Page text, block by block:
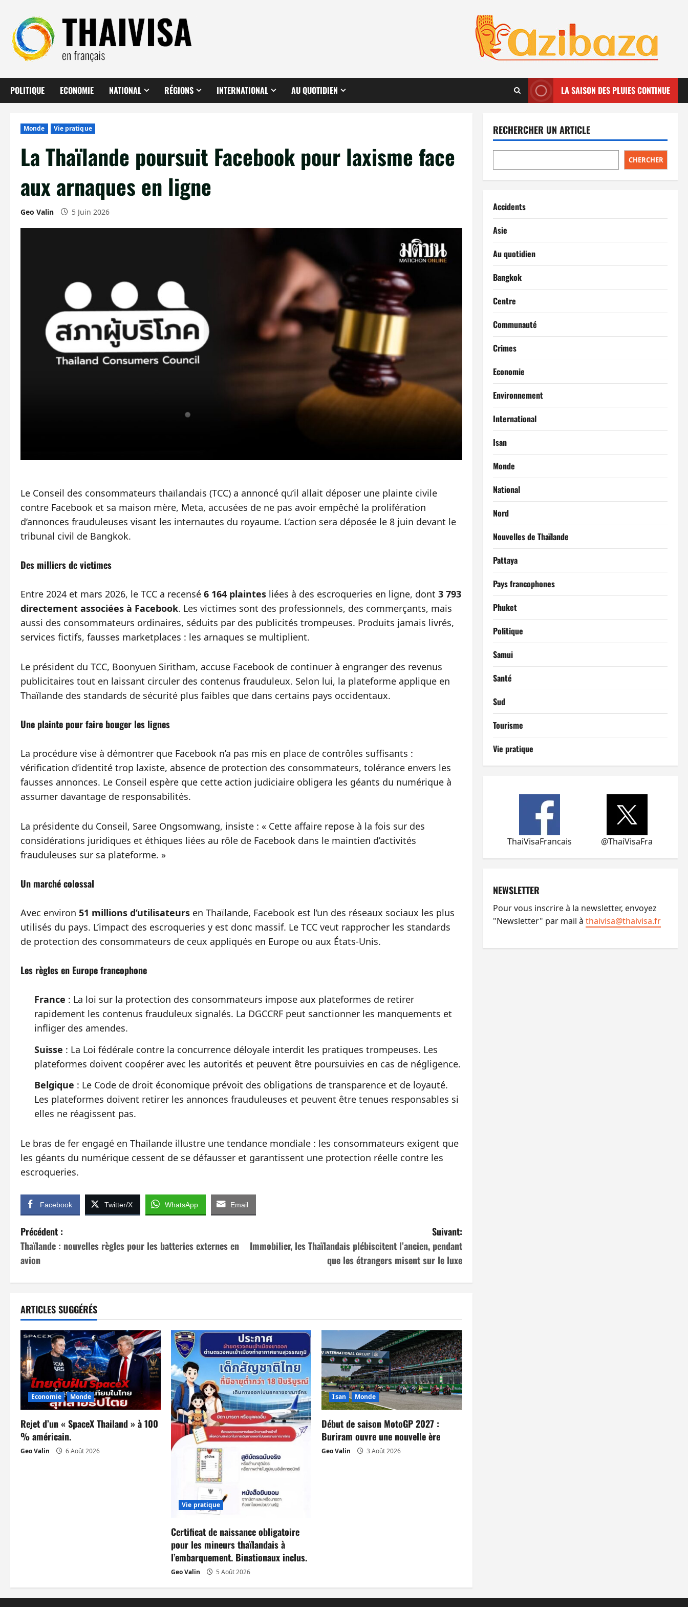
contenu
POLITIQUE ECONOMIE NATIONAL RÉGIONS INTERNATIONAL AU QUOTIDIEN LA SAISON DES PLUIES CONTINUE
Monde Vie pratique
La Thaïlande poursuit Facebook pour laxisme face
aux arnaques en ligne
Geo Valin 5 Juin 2026
Le Conseil des consommateurs thaïlandais (TCC) a annoncé qu’il allait déposer une plainte civile
contre Facebook et sa maison mère, Meta, accusées de ne pas avoir empêché la prolifération
d’annonces frauduleuses visant les internautes du royaume. L’action sera déposée le 8 juin devant le
tribunal civil de Bangkok.
Des milliers de victimes
Entre 2024 et mars 2026, le TCC a recensé 6 164 plaintes liées à des escroqueries en ligne, dont 3 793
directement associées à Facebook. Les victimes sont des professionnels, des commerçants, mais
aussi des consommateurs ordinaires, séduits par des publicités trompeuses. Produits jamais livrés,
services fictifs, fausses marketplaces : les arnaques se multiplient.
Le président du TCC, Boonyuen Siritham, accuse Facebook de continuer à engranger des revenus
publicitaires tout en laissant circuler des contenus frauduleux. Selon lui, la plateforme applique en
Thaïlande des standards de sécurité plus faibles que dans certains pays occidentaux.
Une plainte pour faire bouger les lignes
La procédure vise à démontrer que Facebook n’a pas mis en place de contrôles suffisants :
vérification d’identité trop laxiste, absence de protection des consommateurs, tolérance envers les
fausses annonces. Le Conseil espère que cette action judiciaire obligera les géants du numérique à
assumer davantage de responsabilités.
La présidente du Conseil, Saree Ongsomwang, insiste : « Cette affaire repose à la fois sur des
considérations juridiques et éthiques liées au rôle de Facebook dans le maintien d’activités
frauduleuses sur sa plateforme. »
Un marché colossal
Avec environ 51 millions d’utilisateurs en Thaïlande, Facebook est l’un des réseaux sociaux les plus
utilisés du pays. L’impact des escroqueries y est donc massif. Le TCC veut rapprocher les standards
de protection des consommateurs de ceux appliqués en Europe ou aux États-Unis.
Les règles en Europe francophone
France : La loi sur la protection des consommateurs impose aux plateformes de retirer
rapidement les contenus frauduleux signalés. La DGCCRF peut sanctionner les manquements et
infliger des amendes.
Suisse : La Loi fédérale contre la concurrence déloyale interdit les pratiques trompeuses. Les
plateformes doivent coopérer avec les autorités et peuvent être poursuivies en cas de négligence.
Belgique : Le Code de droit économique prévoit des obligations de transparence et de loyauté.
Les plateformes doivent retirer les annonces frauduleuses et peuvent être tenues responsables si
elles ne réagissent pas.
Le bras de fer engagé en Thaïlande illustre une tendance mondiale : les consommateurs exigent que
les géants du numérique cessent de se défausser et garantissent une protection réelle contre les
escroqueries.
Facebook Twitter/X WhatsApp Email
N
a
v
g
a
t
i
o
n
d
l
Précédent :
Thaïlande : nouvelles règles pour les batteries externes en
avion
Suivant:
Immobilier, les Thaïlandais plébiscitent l’ancien, pendant
que les étrangers misent sur le luxe
ARTICLES SUGGÉRÉS
Economie Monde
Rejet d’un « SpaceX Thailand » à 100
% américain.
Geo Valin 6 Août 2026
Vie pratique
Certificat de naissance obligatoire
pour les mineurs thaïlandais à
l’embarquement. Binationaux inclus.
Geo Valin 5 Août 2026
Isan Monde
Début de saison MotoGP 2027 :
Buriram ouvre une nouvelle ère
Geo Valin 3 Août 2026
RECHERCHER UN ARTICLE
CHERCHER
Accidents
Asie
Au quotidien
Bangkok
Centre
Communauté
Crimes
Economie
Environnement
International
Isan
Monde
National
Nord
Nouvelles de Thaïlande
Pattaya
Pays francophones
Phuket
Politique
Samui
Santé
Sud
Tourisme
Vie pratique
ThaiVisaFrancais @ThaiVisaFra
NEWSLETTER
Pour vous inscrire à la newsletter, envoyez
"Newsletter" par mail à thaivisa@thaivisa.fr